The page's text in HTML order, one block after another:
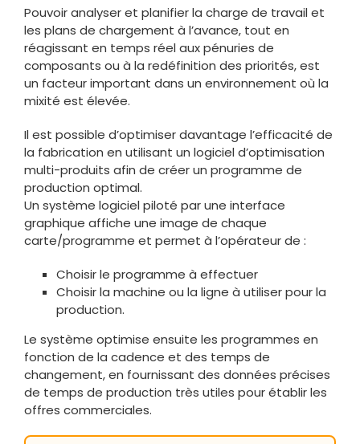
Pouvoir analyser et planifier la charge de travail et
les plans de chargement à l’avance, tout en
réagissant en temps réel aux pénuries de
composants ou à la redéfinition des priorités, est
un facteur important dans un environnement où la
mixité est élevée.
Il est possible d’optimiser davantage l’efficacité de
la fabrication en utilisant un logiciel d’optimisation
multi-produits afin de créer un programme de
production optimal.
Un système logiciel piloté par une interface
graphique affiche une image de chaque
carte/programme et permet à l’opérateur de :
Choisir le programme à effectuer
Choisir la machine ou la ligne à utiliser pour la
production.
Le système optimise ensuite les programmes en
fonction de la cadence et des temps de
changement, en fournissant des données précises
de temps de production très utiles pour établir les
offres commerciales.